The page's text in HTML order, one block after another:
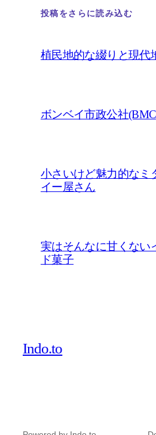
投稿をさらに読み込む
植民地的な綴りと現代
ボンベイ市政公社
小さいけど魅力的なミ
イー屋さん
実はそんなに甘くない
ド菓子
Indo.to